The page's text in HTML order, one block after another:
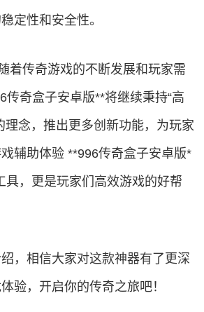
定性和安全性。
着传奇游戏的不断发展和玩家需
传奇盒子安卓版**将继续秉持“高
理念，推出更多创新功能，为玩家
辅助体验 **996传奇盒子安卓版*
具，更是玩家们高效游戏的好帮
，相信大家对这款神器有了更深
验，开启你的传奇之旅吧！